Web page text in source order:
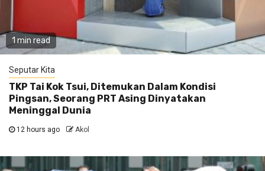
1 min read
Seputar Kita
TKP Tai Kok Tsui, Ditemukan Dalam Kondisi
Pingsan, Seorang PRT Asing Dinyatakan
Meninggal Dunia
12 hours ago Akol